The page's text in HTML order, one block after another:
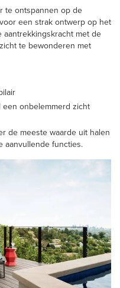
te ontspannen op de
een strak ontwerp op het
met de
te bewonderen met
onbelemmerd zicht
de meeste waarde uit halen
aanvullende functies.